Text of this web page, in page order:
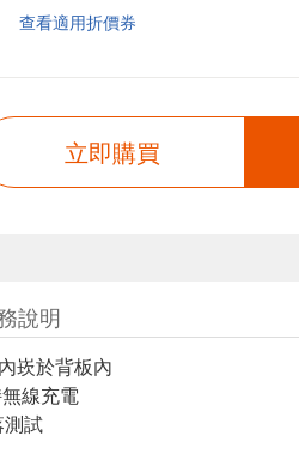
查看適用折價券
立即購買
說明
崁於背板內
線充電
試